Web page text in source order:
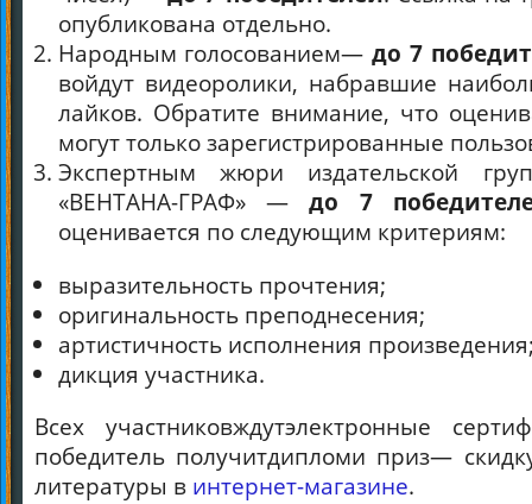
опубликована отдельно.
Народным голосованием—до 7
войдут видеоролики, набравшие
лайков. Обратите внимание, что
могут только зарегистрированные
Экспертным жюри издательской
«ВЕНТАНА-ГРАФ» —до 7
оценивается по следующим критериям:
выразительность прочтения;
оригинальность преподнесения;
артистичность исполнения
дикция участника.
Всех участниковждутэлектронные
победитель получитдипломи приз—
литературы в интернет-магазине.